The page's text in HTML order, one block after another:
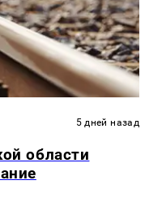
5 дней назад
области